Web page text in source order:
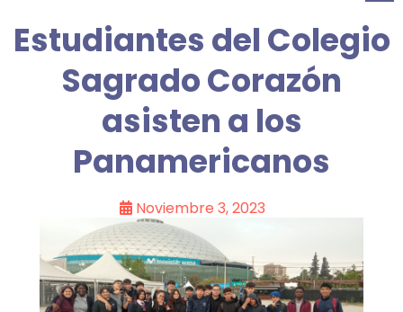
Estudiantes del Colegio
Sagrado Corazón
asisten a los
Panamericanos
Noviembre 3, 2023